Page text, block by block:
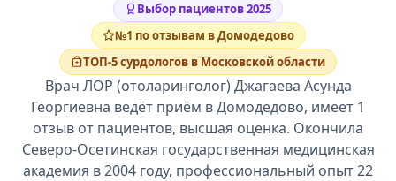
Выбор пациентов 2025
№1 по отзывам в Домодедово
ТОП-5 сурдологов в Московской области
Врач ЛОР (отоларинголог) Джагаева Асунда
Георгиевна ведёт приём в Домодедово, имеет 1
отзыв от пациентов, высшая оценка. Окончила
Северо-Осетинская государственная медицинская
академия в 2004 году, профессиональный опыт 22